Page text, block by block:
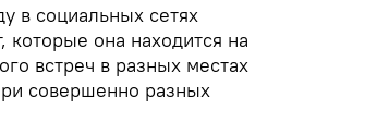
в социальных сетях
которые она находится на
встреч в разных местах
совершенно разных